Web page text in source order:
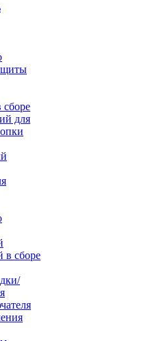
сборе
для
в сборе